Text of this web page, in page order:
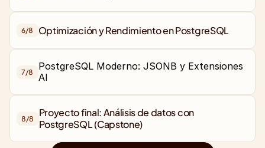
6/8 Optimización y Rendimiento en PostgreSQL
7/8
PostgreSQL Moderno: JSONB y Extensiones
8/8
Proyecto final: Análisis de datos con
PostgreSQL (Capstone)